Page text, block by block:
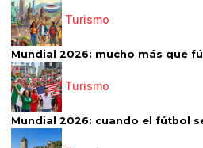
Turismo
Mundial 2026: mucho más que
Turismo
Mundial 2026: cuando el fútbol